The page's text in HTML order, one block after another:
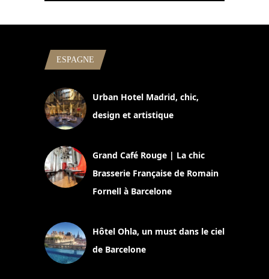
ESPAGNE
Urban Hotel Madrid, chic,
design et artistique
Grand Café Rouge | La chic
Brasserie Française de Romain
Fornell à Barcelone
Hôtel Ohla, un must dans le ciel
de Barcelone